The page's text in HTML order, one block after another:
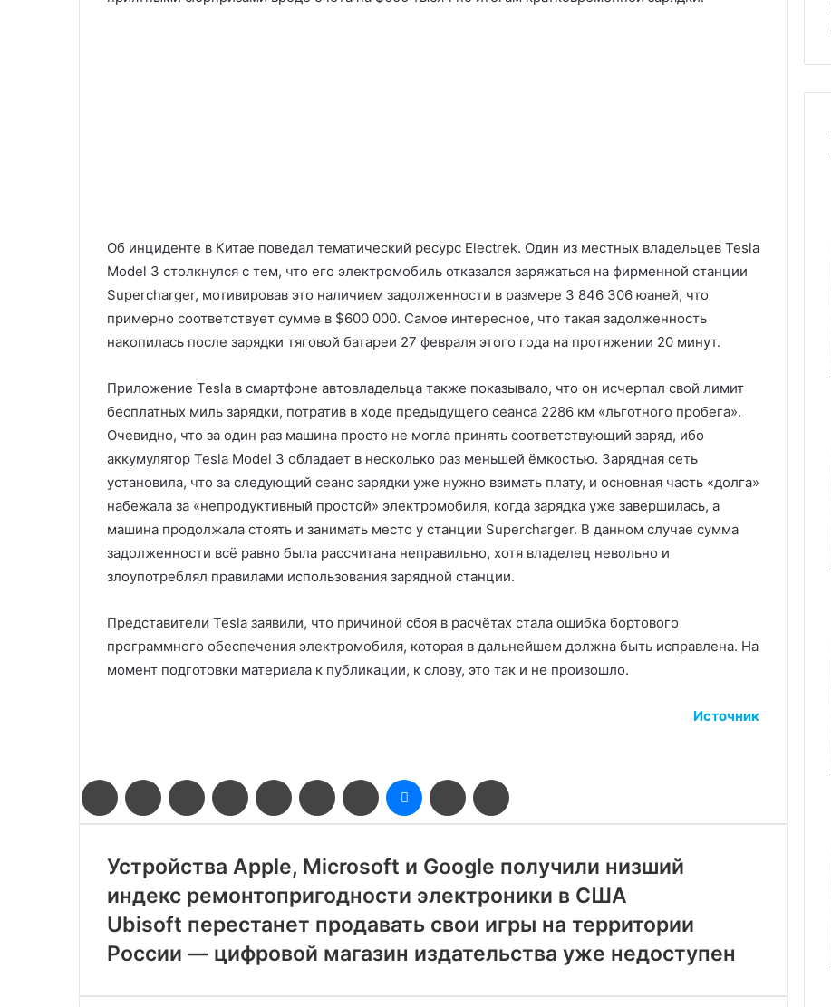
Об инциденте в Китае поведал тематический ресурс Electrek. Один из местных владельцев Tesla
Model 3 столкнулся с тем, что его электромобиль отказался заряжаться на фирменной станции
Supercharger, мотивировав это наличием задолженности в размере 3 846 306 юаней, что
примерно соответствует сумме в $600 000. Самое интересное, что такая задолженность
накопилась после зарядки тяговой батареи 27 февраля этого года на протяжении 20 минут.
Приложение Tesla в смартфоне автовладельца также показывало, что он исчерпал свой лимит
бесплатных миль зарядки, потратив в ходе предыдущего сеанса 2286 км «льготного пробега».
Очевидно, что за один раз машина просто не могла принять соответствующий заряд, ибо
аккумулятор Tesla Model 3 обладает в несколько раз меньшей ёмкостью. Зарядная сеть
установила, что за следующий сеанс зарядки уже нужно взимать плату, и основная часть «долга»
набежала за «непродуктивный простой» электромобиля, когда зарядка уже завершилась, а
машина продолжала стоять и занимать место у станции Supercharger. В данном случае сумма
задолженности всё равно была рассчитана неправильно, хотя владелец невольно и
злоупотреблял правилами использования зарядной станции.
Представители Tesla заявили, что причиной сбоя в расчётах стала ошибка бортового
программного обеспечения электромобиля, которая в дальнейшем должна быть исправлена. На
момент подготовки материала к публикации, к слову, это так и не произошло.
Источник
FacebookTwitter LinkedIn Pinterest Reddit ВконтактеОдноклассники
MessengerПоделиться
через
электронную
Устройства Apple, Microsoft и Google получили низший
индекс ремонтопригодности электроники в США
Ubisoft перестанет продавать свои игры на территории
России — цифровой магазин издательства уже недоступен